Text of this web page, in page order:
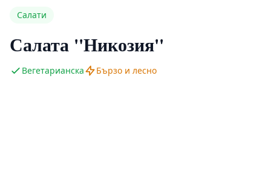
Салати
Салата ''Никозия''
Вегетарианска Бързо и лесно